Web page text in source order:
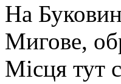
На
Мигове,
Місця тут